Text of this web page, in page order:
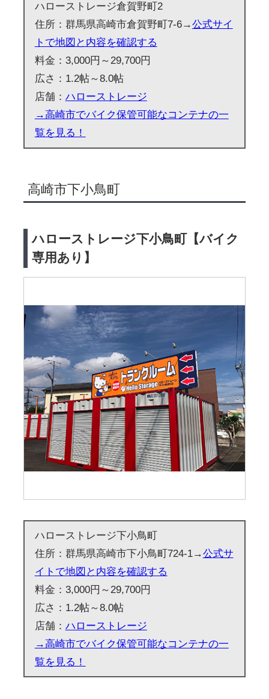
ハローストレージ倉賀野町2
住所：群馬県高崎市倉賀野町7-6→公式サイ
トで地図と内容を確認する
料金：3,000円～29,700円
広さ：1.2帖～8.0帖
店舗： ハローストレージ
→高崎市でバイク保管可能なコンテナの一
覧を見る！
高崎市下小鳥町
ハローストレージ下小鳥町【バイク
専用あり】
ハローストレージ下小鳥町
住所：群馬県高崎市下小鳥町724-1→公式サ
イトで地図と内容を確認する
料金：3,000円～29,700円
広さ：1.2帖～8.0帖
店舗： ハローストレージ
→高崎市でバイク保管可能なコンテナの一
覧を見る！